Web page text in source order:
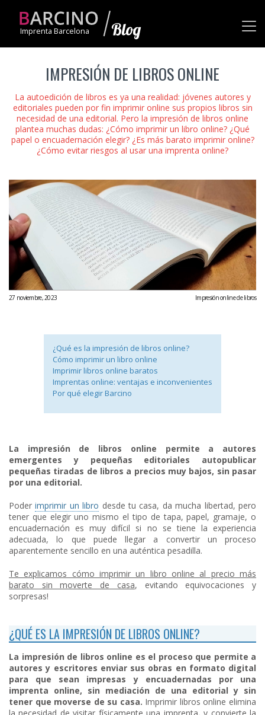
Imprenta Barcelona
IMPRESIÓN DE LIBROS ONLINE
La autoedición de libros es ya una realidad: jóvenes autores y
editoriales pueden por fin imprimir online sus propios libros sin
necesidad de una editorial. Pero la impresión de libros online
plantea muchas dudas: ¿Cómo imprimir un libro online? ¿Qué
papel o encuadernación elegir? ¿Es más barato imprimir online?
¿Cómo evitar riesgos al usar una imprenta online?
27 noviembre, 2023 Impresión online de libros
¿Qué es la impresión de libros online?
Cómo imprimir un libro online
Imprimir libros online baratos
Imprentas online: ventajas e inconvenientes
Por qué elegir Barcino
La impresión de libros online permite a autores
emergentes y pequeñas editoriales autopublicar
pequeñas tiradas de libros a precios muy bajos, sin pasar
por una editorial.
Poderimprimir un libro desde tu casa, da mucha libertad, pero
tener que elegir uno mismo el tipo de tapa, papel, gramaje, o
encuadernación es muy difícil si no se tiene la experiencia
adecuada, lo que puede llegar a convertir un proceso
aparentemente sencillo en una auténtica pesadilla.
Te explicamos cómo imprimir un libro online al precio más
barato sin moverte de casa, evitando equivocaciones y
sorpresas!
¿QUÉ ES LA IMPRESIÓN DE LIBROS ONLINE?
La impresión de libros online es el proceso que permite a
autores y escritores enviar sus obras en formato digital
para que sean impresas y encuadernadas por una
imprenta online, sin mediación de una editorial y sin
tener que moverse de su casa. Imprimir libros online elimina